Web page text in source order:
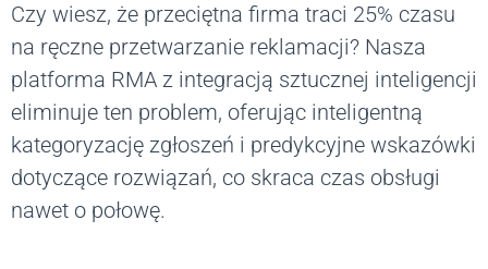
Czy wiesz, że przeciętna firma traci 25% czasu
na ręczne przetwarzanie reklamacji? Nasza
platforma RMA z integracją sztucznej inteligencji
eliminuje ten problem, oferując inteligentną
kategoryzację zgłoszeń i predykcyjne wskazówki
dotyczące rozwiązań, co skraca czas obsługi
nawet o połowę.